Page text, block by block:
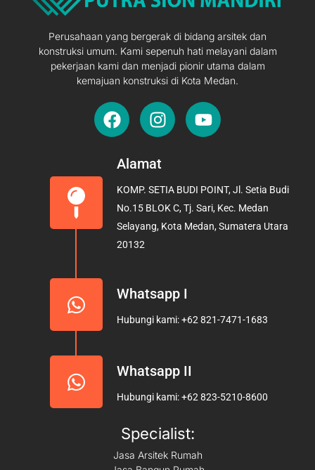
Perusahaan yang bergerak di bidang arsitek dan
konstruksi umum. Kami sepenuh hati melayani dalam
pekerjaan kami dan menjadi pionir utama dalam
kemajuan konstruksi di Kota Medan.
F
a
e
o
o
k
I
n
t
g
r
a
Y
o
b
e
Alamat
KOMP. SETIA BUDI POINT, Jl. Setia Budi
No.15 BLOK C, Tj. Sari, Kec. Medan
Selayang, Kota Medan, Sumatera Utara
20132
Whatsapp I
Hubungi kami: +62 821-7471-1683
Whatsapp II
Hubungi kami: +62 823-5210-8600
Specialist:
Jasa Arsitek Rumah